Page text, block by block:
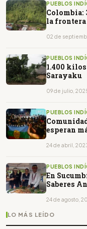
PUEBLOS
Colombia:
la frontera
02 de
PUEBLOS
1.400
Sarayaku
09 de julio,
PUEBLOS
esperan
24 de abril,
PUEBLOS
En
Saberes
24 de agosto,
LO MÁS LEÍDO